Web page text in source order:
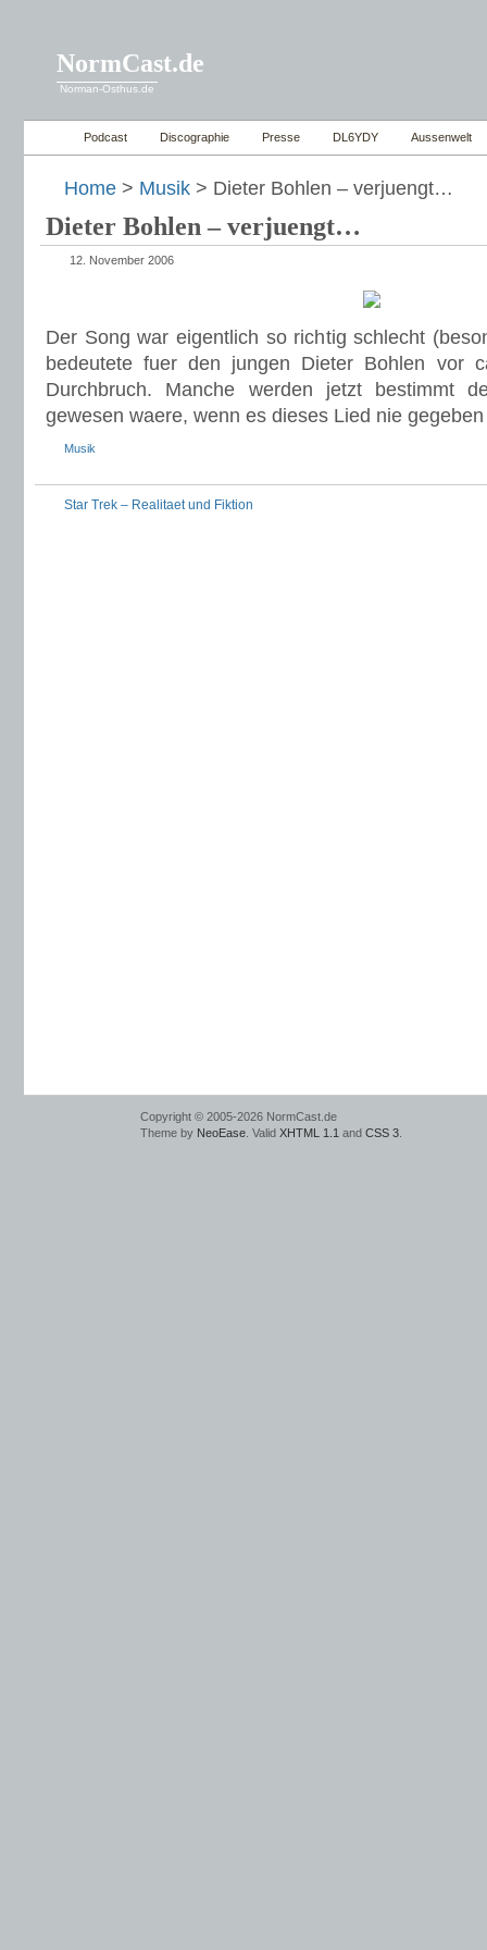
NormCast.de
Norman-Osthus.de
Podcast Discographie Presse DL6YDY Aussenwelt
Home > Musik > Dieter Bohlen – verjuengt…
Dieter Bohlen – verjuengt…
12. November 2006
Der Song war eigentlich so richtig schlecht
bedeutete fuer den jungen Dieter Bohlen vor
Durchbruch. Manche werden jetzt bestimmt
gewesen waere, wenn es dieses Lied nie
Musik
Star Trek – Realitaet und Fiktion
Copyright © 2005-2026 NormCast.de
Theme by NeoEase . Valid XHTML 1.1 and CSS 3